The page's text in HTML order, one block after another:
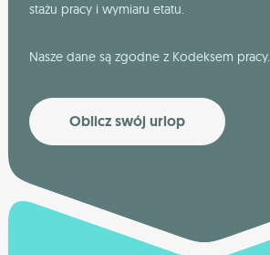
stażu pracy i wymiaru etatu.
Nasze dane są zgodne z Kodeksem pracy.
Oblicz swój urlop